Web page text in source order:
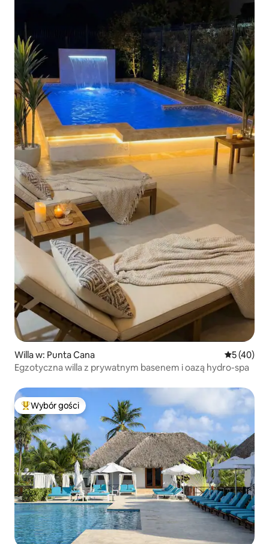
Willa w: Punta Cana Średnia
5 (40)
Egzotyczna willa z prywatnym basenem i oazą hydro-spa
Najpopularniejsze z kategorii Wybór gości
Wybór gości